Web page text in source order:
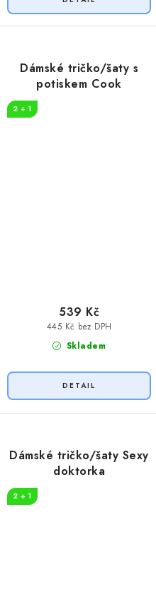
Dámské tričko/šaty s
potiskem Cook
2 + 1
Skladem
445 Kč bez DPH
539 Kč
Dámské tričko/šaty Sexy
doktorka
2 + 1